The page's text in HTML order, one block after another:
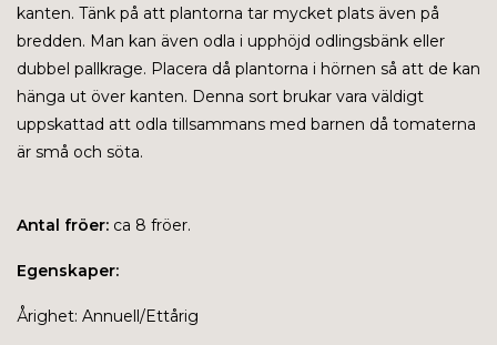
kanten. Tänk på att plantorna tar mycket plats även på
bredden. Man kan även odla i upphöjd odlingsbänk eller
dubbel pallkrage. Placera då plantorna i hörnen så att de kan
hänga ut över kanten. Denna sort brukar vara väldigt
uppskattad att odla tillsammans med barnen då tomaterna
är små och söta.
Antal fröer: ca 8 fröer.
Egenskaper:
Årighet: Annuell/Ettårig